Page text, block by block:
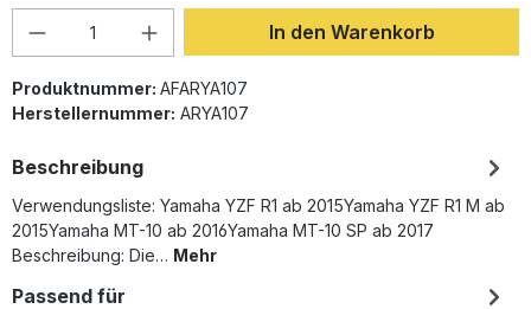
Produkt Anzahl: Gib den gewünschten
In den Warenkorb
Produktnummer: AFARYA107
Herstellernummer: ARYA107
Beschreibung
Verwendungsliste: Yamaha YZF R1 ab 2015Yamaha YZF R1 M ab
2015Yamaha MT-10 ab 2016Yamaha MT-10 SP ab 2017
Beschreibung: Die… Mehr
Passend für